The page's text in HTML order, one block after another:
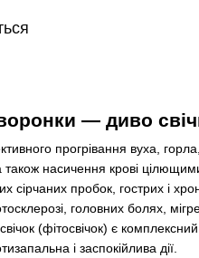
— диво
прогрівання вуха,
а також насичення крові
сірчаних пробок, гострих і
головних болях,
(фітосвічок) є
і заспокійлива дії.